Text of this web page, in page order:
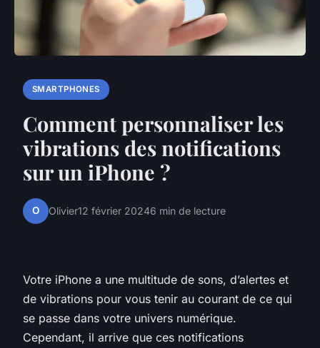
SMARTPHONES
Comment personnaliser les
vibrations des notifications
sur un iPhone ?
O Olivier12 février 20246 min de lecture
Votre iPhone a une multitude de sons, d’alertes et
de vibrations pour vous tenir au courant de ce qui
se passe dans votre univers numérique.
Cependant, il arrive que ces notifications